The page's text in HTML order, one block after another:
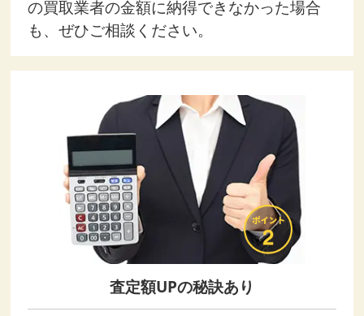
の買取業者の金額に納得できなかった場合
も、ぜひご相談ください。
査定額UPの秘訣あり